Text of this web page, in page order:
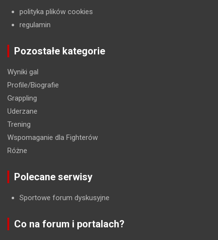
polityka plików cookies
regulamin
Pozostałe kategorie
Wyniki gal
Profile/Biografie
Grappling
Uderzane
Trening
Wspomaganie dla Fighterów
Różne
Polecane serwisy
Sportowe forum dyskusyjne
Co na forum i portalach?